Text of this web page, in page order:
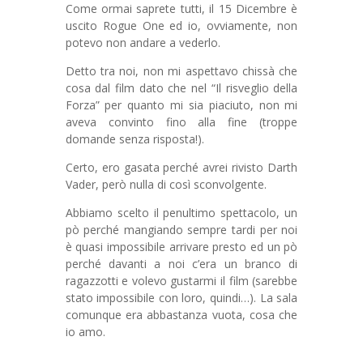
Come ormai saprete tutti, il 15 Dicembre è
uscito Rogue One ed io, ovviamente, non
potevo non andare a vederlo.
Detto tra noi, non mi aspettavo chissà che
cosa dal film dato che nel “Il risveglio della
Forza” per quanto mi sia piaciuto, non mi
aveva convinto fino alla fine (troppe
domande senza risposta!).
Certo, ero gasata perché avrei rivisto Darth
Vader, però nulla di così sconvolgente.
Abbiamo scelto il penultimo spettacolo, un
pò perché mangiando sempre tardi per noi
è quasi impossibile arrivare presto ed un pò
perché davanti a noi c’era un branco di
ragazzotti e volevo gustarmi il film (sarebbe
stato impossibile con loro, quindi…). La sala
comunque era abbastanza vuota, cosa che
io amo.